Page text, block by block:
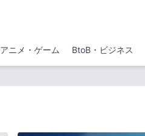
アニメ・ゲーム BtoB・ビジネス